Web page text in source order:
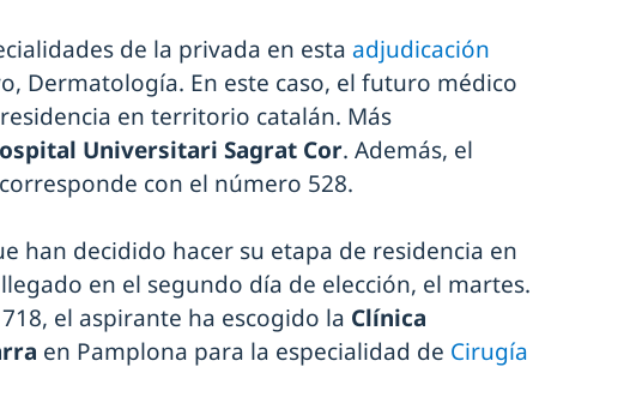
de la privada en esta adjudicación
Dermatología. En este caso, el futuro médico
en territorio catalán. Más
Universitari Sagrat Cor. Además, el
con el número 528.
han decidido hacer su etapa de residencia en
en el segundo día de elección, el martes.
el aspirante ha escogido la Clínica
en Pamplona para la especialidad de Cirugía